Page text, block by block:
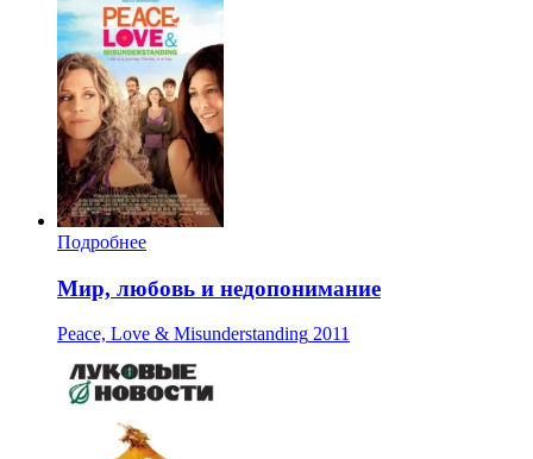
Подробнее
Мир, любовь и недопонимание
Peace, Love & Misunderstanding 2011